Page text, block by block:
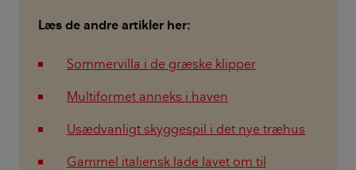
Læs de andre artikler her:
Sommervilla i de græske klipper
Multiformet anneks i haven
Usædvanligt skyggespil i det nye træhus
Gammel italiensk lade lavet om til